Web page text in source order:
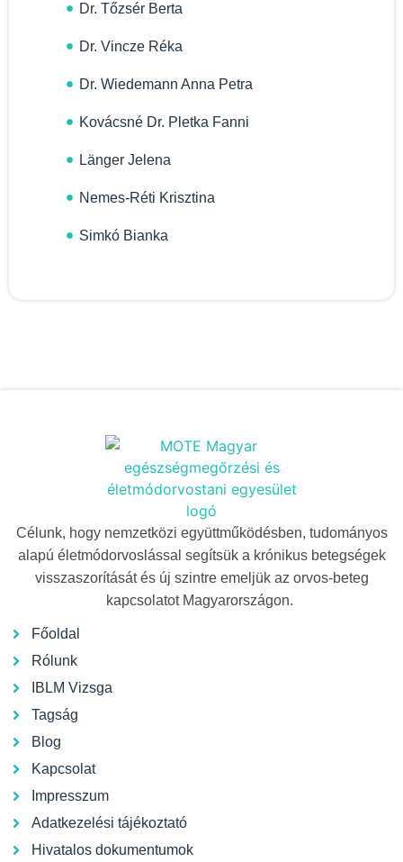
Dr. Tőzsér Berta
Dr. Vincze Réka
Dr. Wiedemann Anna Petra
Kovácsné Dr. Pletka Fanni
Länger Jelena
Nemes-Réti Krisztina
Simkó Bianka
Célunk, hogy nemzetközi együttműködésben, tudományos
alapú életmódorvoslással segítsük a krónikus betegségek
visszaszorítását és új szintre emeljük az orvos-beteg
kapcsolatot Magyarországon.
Főoldal
Rólunk
IBLM Vizsga
Tagság
Blog
Kapcsolat
Impresszum
Adatkezelési tájékoztató
Hivatalos dokumentumok